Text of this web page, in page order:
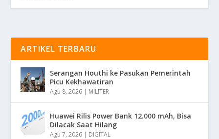
ARTIKEL TERBARU
Serangan Houthi ke Pasukan Pemerintah
Picu Kekhawatiran
Agu 8, 2026 | MILITER
Huawei Rilis Power Bank 12.000 mAh, Bisa
Dilacak Saat Hilang
Agu 7, 2026 | DIGITAL